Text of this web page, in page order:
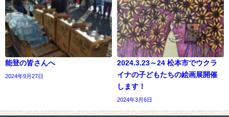
能登の皆さんへ
2024年9月27日
2024.3.23～24 松本市でウクラ
イナの子どもたちの絵画展開催
します！
2024年3月6日